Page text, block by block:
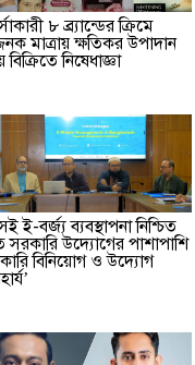
৮ ব্র্যান্ডের ক্রিমে
মাত্রায় ক্ষতিকর উপাদান
বিক্রিতে নিষেধাজ্ঞা
ই-বর্জ্য ব্যবস্থাপনা নিশ্চিত
উদ্যোগের পাশাপাশি
বিনিয়োগ ও উদ্যোগ